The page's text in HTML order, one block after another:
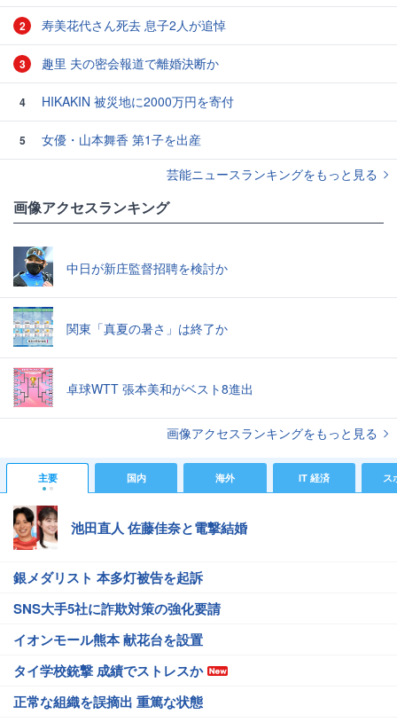
2 寿美花代さん死去 息子2人が追悼
3 趣里 夫の密会報道で離婚決断か
4 HIKAKIN 被災地に2000万円を寄付
5
女優・山本舞香 第1子を出産
芸能ニュースランキングをもっと見る
画像アクセスランキング
中日が新庄監督招聘を検討か
関東「真夏の暑さ」は終了か
卓球WTT 張本美和がベスト8進出
画像アクセスランキングをもっと見る
主要 国内 海外 IT 経済 ス
池田直人 佐藤佳奈と電撃結婚
銀メダリスト 本多灯被告を起訴
SNS大手5社に詐欺対策の強化要請
イオンモール熊本 献花台を設置
タイ学校銃撃 成績でストレスか
正常な組織を誤摘出 重篤な状態